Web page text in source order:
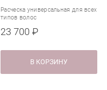
Расческа универсальная для всех
типов волос
23 700 ₽
В КОРЗИНУ